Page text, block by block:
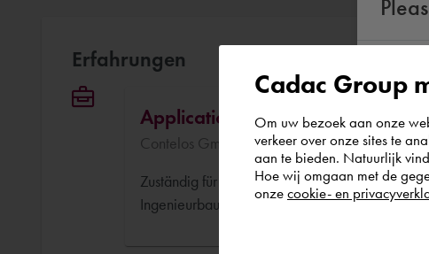
Erfahrungen
Application Engineer / Autodesk
Contelos GmbH Feb. 2013 - Aktuell (13 Jahre
Zuständig für den Bereich Visualisierung und
Ingenieurbau, Maschinenbau, Infrastruktur
Cadac Group
Om uw bezoek aan onze
verkeer over onze sites te
aan te bieden. Natuurlijk
Hoe wij omgaan met de
onze cookie- en